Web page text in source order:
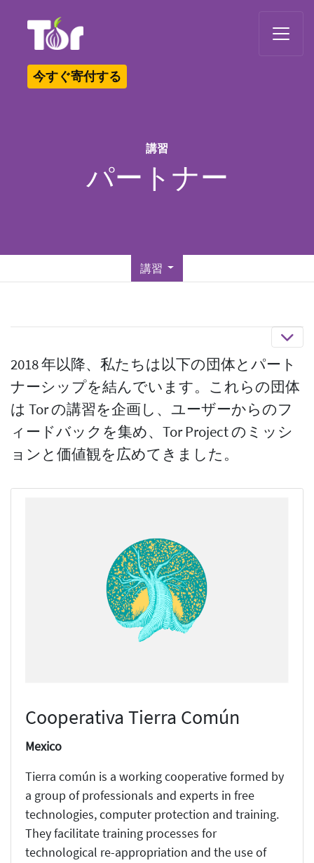
今すぐ寄付する
講習
パートナー
講習
2018 年以降、私たちは以下の団体とパート
ナーシップを結んでいます。これらの団体
は Tor の講習を企画し、ユーザーからのフ
ィードバックを集め、Tor Project のミッシ
ョンと価値観を広めてきました。
Cooperativa Tierra Común
Mexico
Tierra común is a working cooperative formed by
a group of professionals and experts in free
technologies, computer protection and training.
They facilitate training processes for
technological re-appropriation and the use of